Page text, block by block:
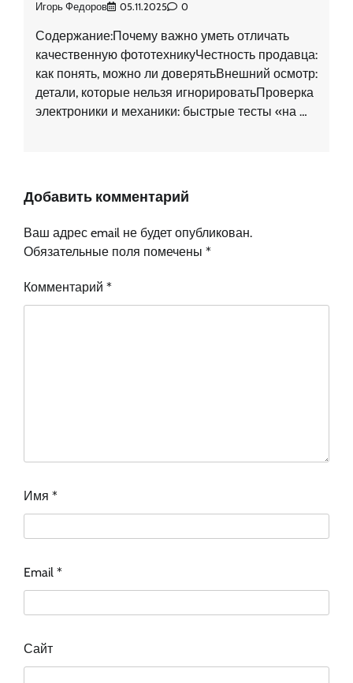
Игорь Федоров 05.11.2025 0
Содержание:Почему важно уметь отличать
качественную фототехникуЧестность продавца:
как понять, можно ли доверятьВнешний осмотр:
детали, которые нельзя игнорироватьПроверка
электроники и механики: быстрые тесты «на …
Добавить комментарий
Ваш адрес email не будет опубликован.
Обязательные поля помечены *
Комментарий *
Имя *
Email *
Сайт